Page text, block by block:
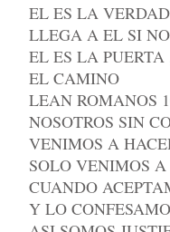
EL ES LA
LLEGA A EL SI
EL ES LA
EL CAMINO
LEAN ROMANOS
NOSOTROS SIN
VENIMOS A
SOLO VENIMOS
CUANDO
Y LO